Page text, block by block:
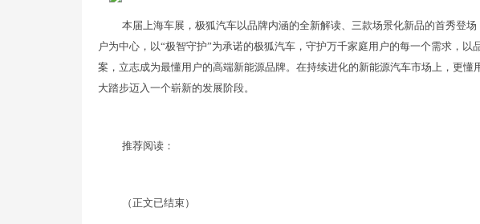
本届上海车展，极狐汽车以品牌内涵的全新解读、三款场景化新品的首秀登
户为中心，以“极智守护”为承诺的极狐汽车，守护万千家庭用户的每一个需求，
案，立志成为最懂用户的高端新能源品牌。在持续进化的新能源汽车市场上，更懂
大踏步迈入一个崭新的发展阶段。
推荐阅读：
（正文已结束）